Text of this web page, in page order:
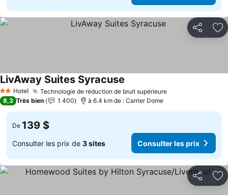
Partager
2 Étoiles
Hotel Technologie de réduction de bruit supérieureConsulter les
LivAway Suites Syracuse
8,3 Très bien 1 400 à 6.4 km de : Carrier Dome
De 139 $
Consulter les prix de 3 sites Consulter les prix
Partager